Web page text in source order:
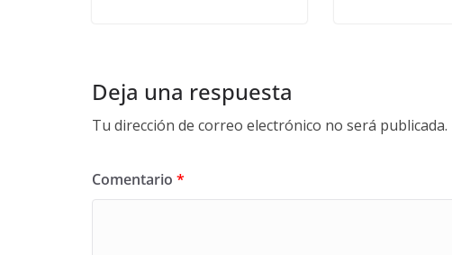
Deja una respuesta
Tu dirección de correo electrónico no será publicada.
Comentario *